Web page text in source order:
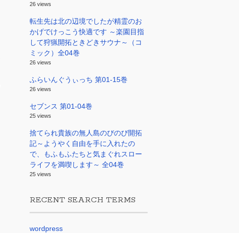
26 views
転生先は北の辺境でしたが精霊のお
かげでけっこう快適です ～楽園目指
して狩猟開拓ときどきサウナ～（コ
ミック）全04巻
26 views
ふらいんぐうぃっち 第01-15巻
26 views
セブンス 第01-04巻
25 views
捨てられ貴族の無人島のびのび開拓
記～ようやく自由を手に入れたの
で、もふもふたちと気まぐれスロー
ライフを満喫します～ 全04巻
25 views
RECENT SEARCH TERMS
wordpress